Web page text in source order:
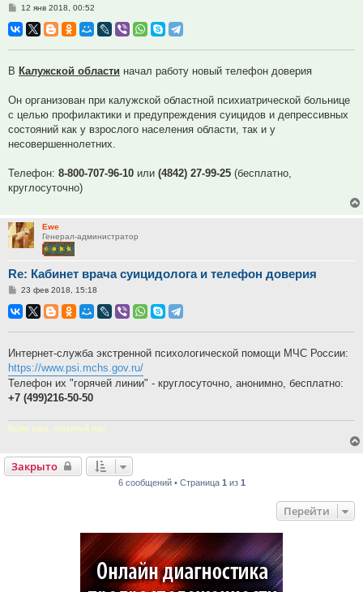
Сообщение
12 янв 2018, 00:52
В Калужской области начал работу новый телефон доверия
Он организован при калужской областной психиатрической больнице
с целью профилактики и предупреждения суицидов и депрессивных
состояний как у взрослого населения области, так и у
несовершеннолетних.
Телефон: 8-800-707-96-10 или (4842) 27-99-25 (бесплатно,
круглосуточно)
Ewe
Генерал-администратор
Re: Кабинет врача суицидолога и телефон доверия
Сообщение
23 фев 2018, 15:18
Интернет-служба экстренной психологической помощи МЧС России:
https://www.psi.mchs.gov.ru/
Телефон их "горячей линии" - круглосуточно, анонимно, бесплатно:
+7 (499)216-50-50
Боже наш, помилуй нас
Закрыто
6 сообщений • Страница 1 из 1
Перейти